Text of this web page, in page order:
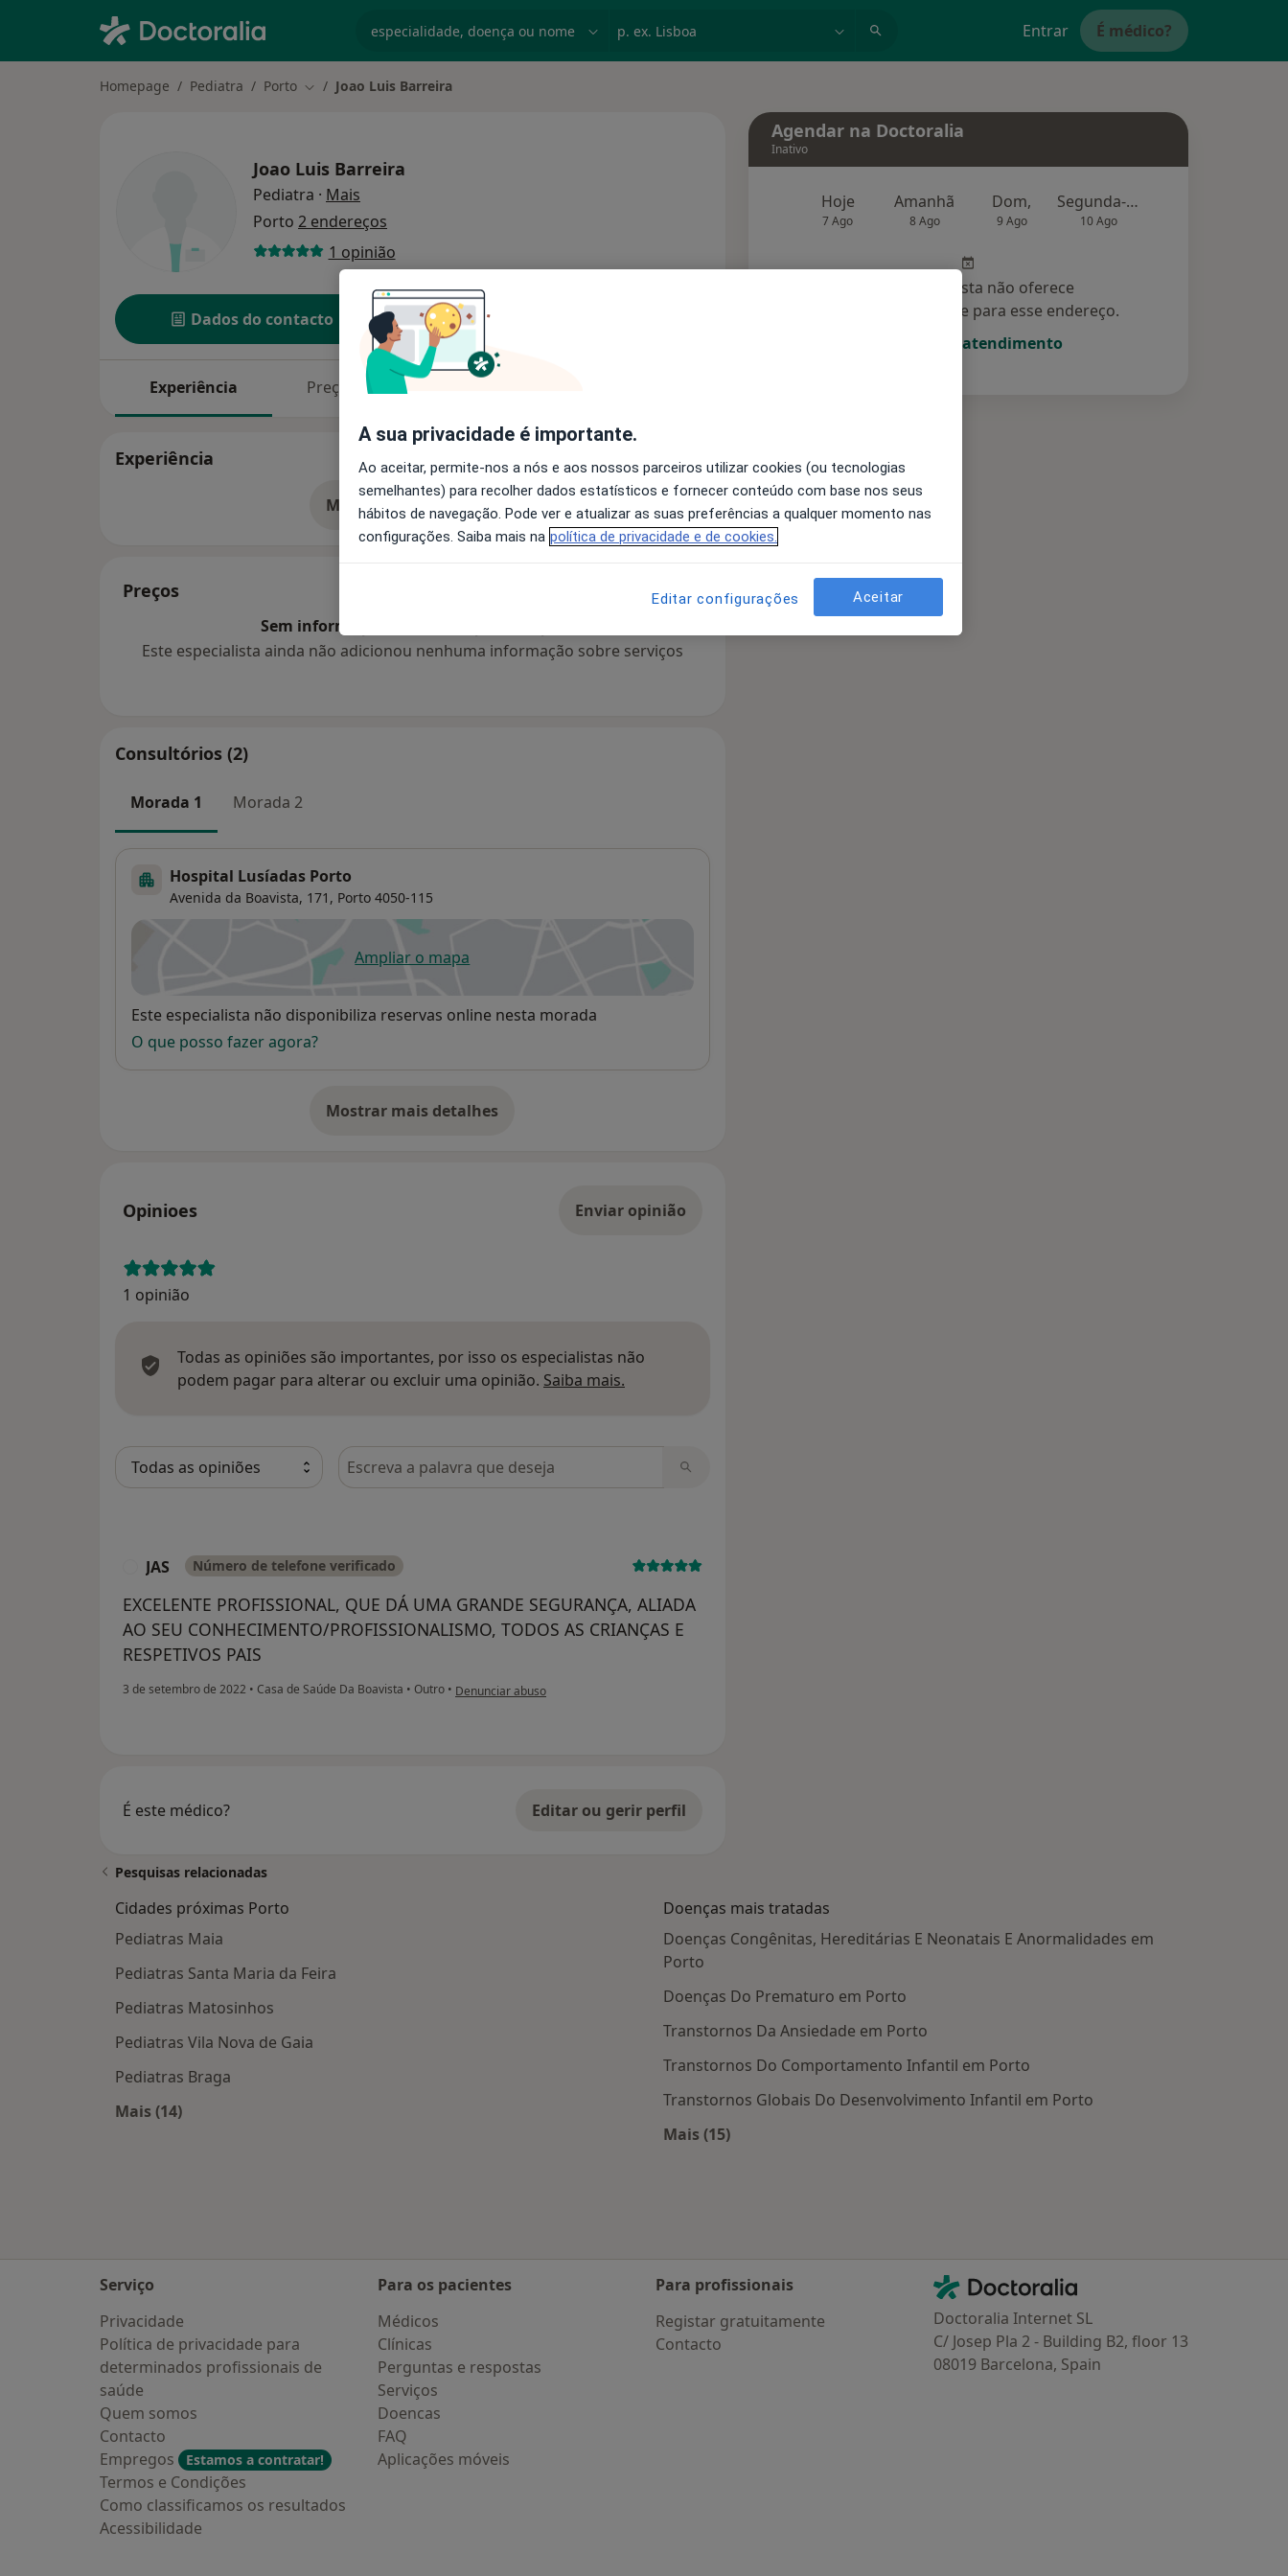
Entrar É médico?
Homepage Pediatra Porto Mudar de cidade
Joao Luis Barreira
Joao Luis Barreira
Pediatra · Mais
Porto 2 endereços
1 opinião
Dados do contacto Solicite um atendimento
Experiência Preços
Experiência
Mostrar mais detalhes
sobre a experiência
Preços
Sem informação sobre serviços e preços
Este especialista ainda não adicionou nenhuma informação sobre serviços
Consultórios (2)
Morada 1 Morada 2
Hospital Lusíadas Porto
Avenida da Boavista, 171, Porto 4050-115
Ampliar o mapaabre num novo separador
Disponibilidade
Este especialista não disponibiliza reservas online nesta morada
O que posso fazer agora?
Mostrar mais detalhes
sobre o endereço
Opinioes Enviar opinião
1 opinião
Todas as opiniões são importantes, por isso os especialistas não
podem pagar para alterar ou excluir uma opinião. Saiba mais.
Pesquisar em opiniões
JAS Número de telefone verificado
EXCELENTE PROFISSIONAL, QUE DÁ UMA GRANDE SEGURANÇA, ALIADA
AO SEU CONHECIMENTO/PROFISSIONALISMO, TODOS AS CRIANÇAS E
RESPETIVOS PAIS
3 de setembro de 2022 • Casa de Saúde Da Boavista • Outro • na opinião do utilizador JAS
Denunciar abuso
É este médico? Editar ou gerir perfil
Agendar na Doctoralia
Inativo
Hoje
7 Ago
Amanhã
8 Ago
Dom,
9 Ago
Segunda-feira
10 Ago
Esse especialista não oferece
agendamento online para esse endereço.
Solicite um atendimento
Pesquisas relacionadas
Cidades próximas Porto
Pediatras Maia
Pediatras Santa Maria da Feira
Pediatras Matosinhos
Pediatras Vila Nova de Gaia
Pediatras Braga
Mais (14)
Doenças mais tratadas
Doenças Congênitas, Hereditárias E Neonatais E Anormalidades em
Porto
Doenças Do Prematuro em Porto
Transtornos Da Ansiedade em Porto
Transtornos Do Comportamento Infantil em Porto
Transtornos Globais Do Desenvolvimento Infantil em Porto
Mais (15)
Serviço
Privacidade
Política de privacidade para
determinados profissionais de
saúde
Quem somos
Contacto
Empregos
Estamos a contratar!
Termos e Condições
Como classificamos os resultados
Acessibilidade
Para os pacientes
Médicos
Clínicas
Perguntas e respostas
Serviços
Doencas
FAQ
Aplicações móveis
Para profissionais
Registar gratuitamente
Contacto
Contacto
Doctoralia - Homepage
Doctoralia Internet SL
C/ Josep Pla 2 - Building B2, floor 13
08019 Barcelona, Spain
A sua privacidade é importante.
Ao aceitar, permite-nos a nós e aos nossos parceiros utilizar cookies (ou tecnologias
semelhantes) para recolher dados estatísticos e fornecer conteúdo com base nos seus
hábitos de navegação. Pode ver e atualizar as suas preferências a qualquer momento nas
configurações. Saiba mais na política de privacidade e de cookies.
Editar configurações Aceitar